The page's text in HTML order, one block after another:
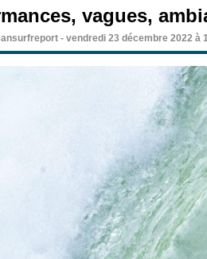
vagues,
- vendredi 23 décembre 2022 à